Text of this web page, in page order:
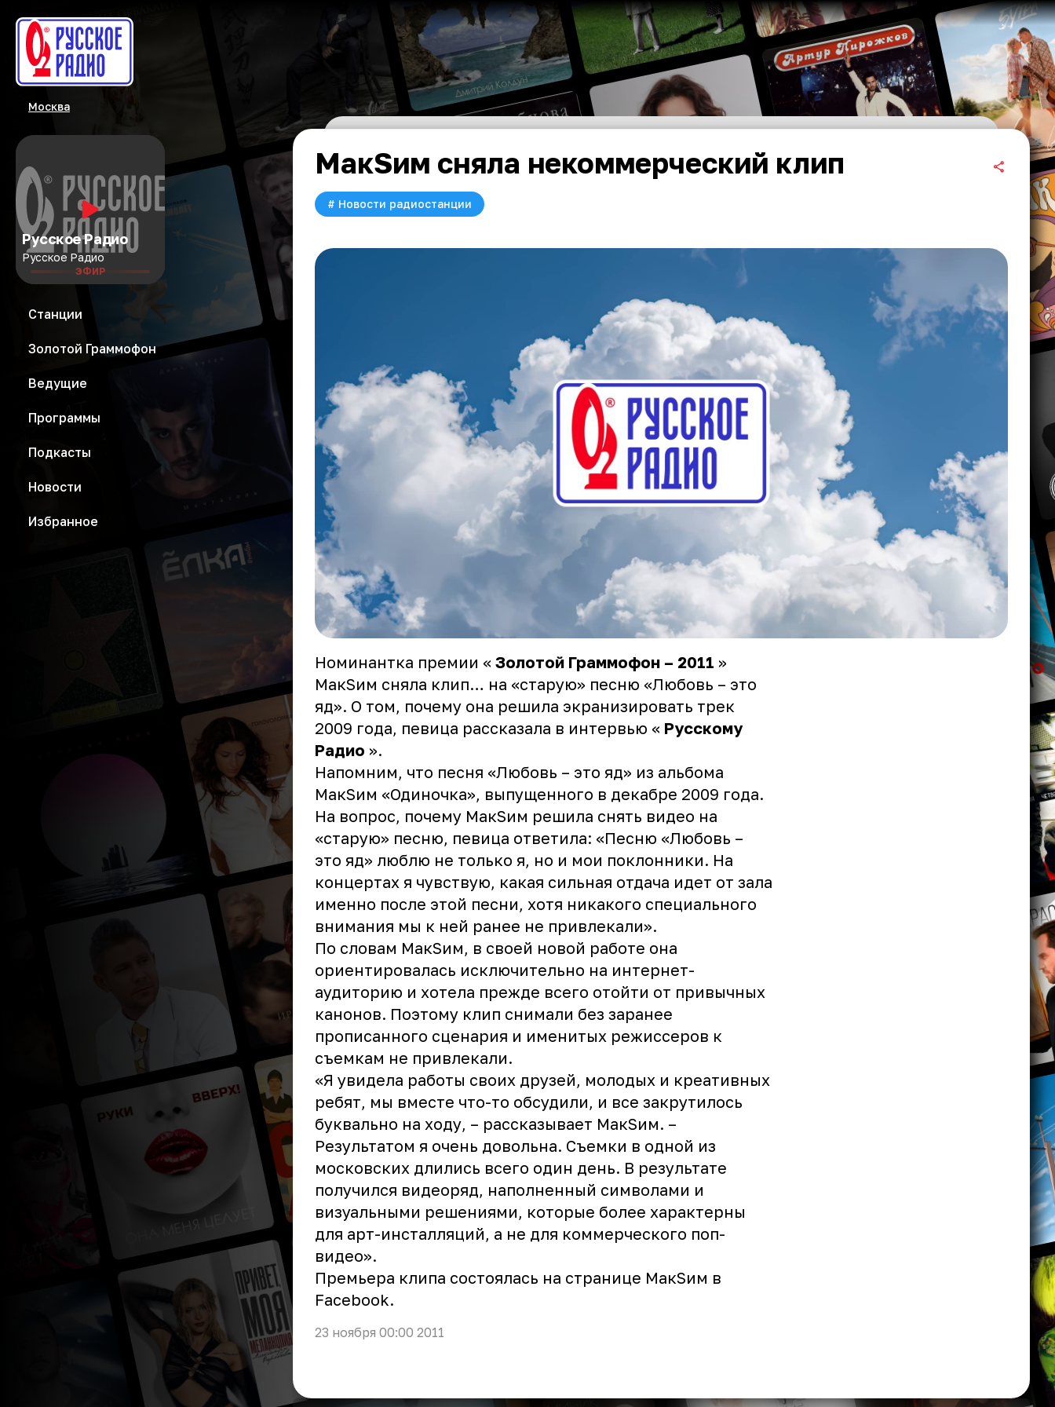
Москва
Русское Радио
Русское Радио
ЭФИР
Станции
Золотой Граммофон
Ведущие
Программы
Подкасты
Новости
Избранное
МакSим сняла некоммерческий клип
# Новости радиостанции
Номинантка премии « Золотой Граммофон – 2011 »
МакSим сняла клип… на «старую» песню «Любовь – это
яд». О том, почему она решила экранизировать трек
2009 года, певица рассказала в интервью « Русскому
Радио ».
Напомним, что песня «Любовь – это яд» из альбома
МакSим «Одиночка», выпущенного в декабре 2009 года.
На вопрос, почему МакSим решила снять видео на
«старую» песню, певица ответила: «Песню «Любовь –
это яд» люблю не только я, но и мои поклонники. На
концертах я чувствую, какая сильная отдача идет от зала
именно после этой песни, хотя никакого специального
внимания мы к ней ранее не привлекали».
По словам МакSим, в своей новой работе она
ориентировалась исключительно на интернет-
аудиторию и хотела прежде всего отойти от привычных
канонов. Поэтому клип снимали без заранее
прописанного сценария и именитых режиссеров к
съемкам не привлекали.
«Я увидела работы своих друзей, молодых и креативных
ребят, мы вместе что-то обсудили, и все закрутилось
буквально на ходу, – рассказывает МакSим. –
Результатом я очень довольна. Съемки в одной из
московских длились всего один день. В результате
получился видеоряд, наполненный символами и
визуальными решениями, которые более характерны
для арт-инсталляций, а не для коммерческого поп-
видео».
Премьера клипа состоялась на странице МакSим в
Facebook.
23 ноября 00:00 2011